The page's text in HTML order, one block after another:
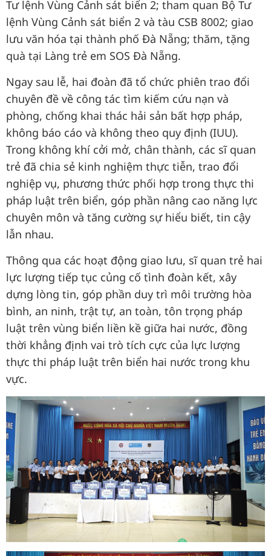
Tư lệnh Vùng Cảnh sát biển 2; tham quan Bộ Tư
lệnh Vùng Cảnh sát biển 2 và tàu CSB 8002; giao
lưu văn hóa tại thành phố Đà Nẵng; thăm, tặng
quà tại Làng trẻ em SOS Đà Nẵng.
Ngay sau lễ, hai đoàn đã tổ chức phiên trao đổi
chuyên đề về công tác tìm kiếm cứu nạn và
phòng, chống khai thác hải sản bất hợp pháp,
không báo cáo và không theo quy định (IUU).
Trong không khí cởi mở, chân thành, các sĩ quan
trẻ đã chia sẻ kinh nghiệm thực tiễn, trao đổi
nghiệp vụ, phương thức phối hợp trong thực thi
pháp luật trên biển, góp phần nâng cao năng lực
chuyên môn và tăng cường sự hiểu biết, tin cậy
lẫn nhau.
Thông qua các hoạt động giao lưu, sĩ quan trẻ hai
lực lượng tiếp tục củng cố tình đoàn kết, xây
dựng lòng tin, góp phần duy trì môi trường hòa
bình, an ninh, trật tự, an toàn, tôn trọng pháp
luật trên vùng biển liền kề giữa hai nước, đồng
thời khẳng định vai trò tích cực của lực lượng
thực thi pháp luật trên biển hai nước trong khu
vực.